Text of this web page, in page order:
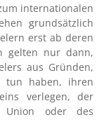
internationalen
grundsätzlich
erst ab deren
gelten nur dann,
aus Gründen,
tun haben, ihren
verlegen, der
Union oder des